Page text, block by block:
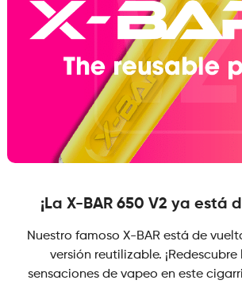
COLLECTIONS
CONTACTA CON NOSOTROS
PREGUNTAS MÁS FRECUENTES
CONVIÉRTASE EN UN MAYORISTA DE
¡La X-BAR 650 V2 ya está
Nuestro famoso X-BAR está de
versión reutilizable. ¡Redescubre
sensaciones de vapeo en este